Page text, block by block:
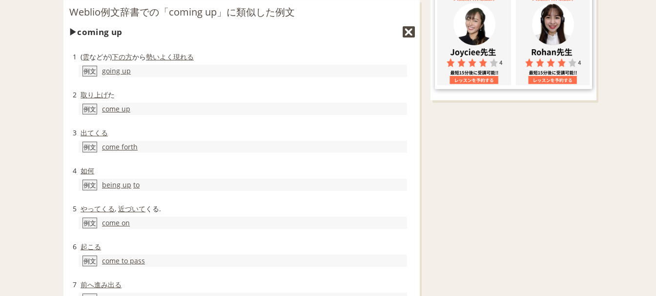
Weblio例文辞書での「coming up」に類似した例文
coming up
1 (雲などが)下の方から勢いよく 現れる
例文 going up
2 取り上げた
例文 come up
3 出てくる
例文 come forth
4 如何
例文 being up to
5 やってくる, 近づいて くる.
例文 come on
6 起こる
例文 come to pass
7 前へ進み出る